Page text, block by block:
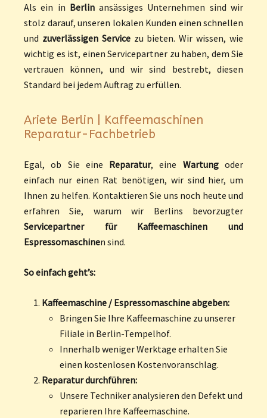
Als ein in Berlinansässiges Unternehmen sind wir
stolz darauf, unseren lokalen Kunden einen schnellen
und zuverlässigen Servicezu bieten. Wir wissen, wie
wichtig es ist, einen Servicepartner zu haben, dem Sie
vertrauen können, und wir sind bestrebt, diesen
Standard bei jedem Auftrag zu erfüllen.
Ariete Berlin | Kaffeemaschinen
Reparatur-Fachbetrieb
Egal, ob Sie eine Reparatur, eine Wartungoder
einfach nur einen Rat benötigen, wir sind hier, um
Ihnen zu helfen. Kontaktieren Sie uns noch heute und
erfahren Sie, warum wir Berlins bevorzugter
Servicepartner für Kaffeemaschinen und
Espressomaschinen sind.
So einfach geht’s:
Kaffeemaschine / Espressomaschine abgeben:
Bringen Sie Ihre Kaffeemaschine zu unserer
Filiale in Berlin-Tempelhof.
Innerhalb weniger Werktage erhalten Sie
einen kostenlosen Kostenvoranschlag.
Reparatur durchführen:
Unsere Techniker analysieren den Defekt und
reparieren Ihre Kaffeemaschine.